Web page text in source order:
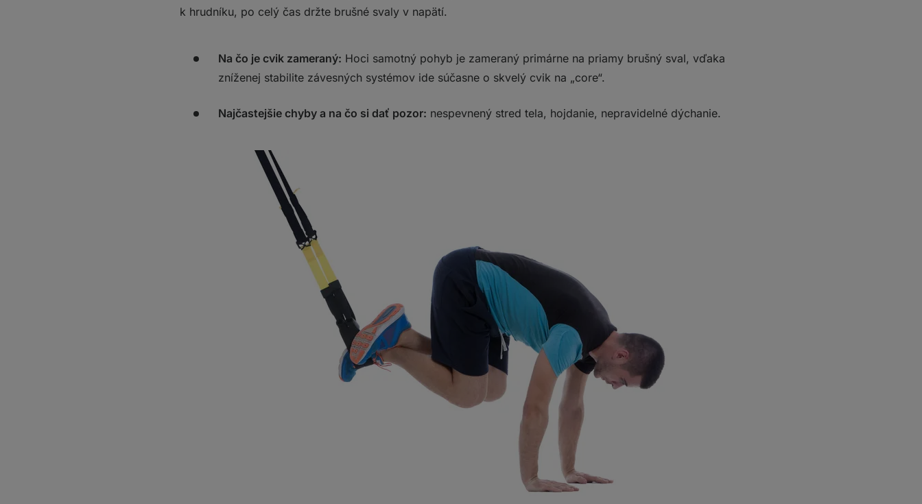
k hrudníku, po celý čas držte brušné svaly v napätí.
Na čo je cvik zameraný: Hoci samotný pohyb je zameraný primárne na priamy brušný sval, vďaka
zníženej stabilite závesných systémov ide súčasne o skvelý cvik na „core“.
Najčastejšie chyby a na čo si dať pozor: nespevnený stred tela, hojdanie, nepravidelné dýchanie.